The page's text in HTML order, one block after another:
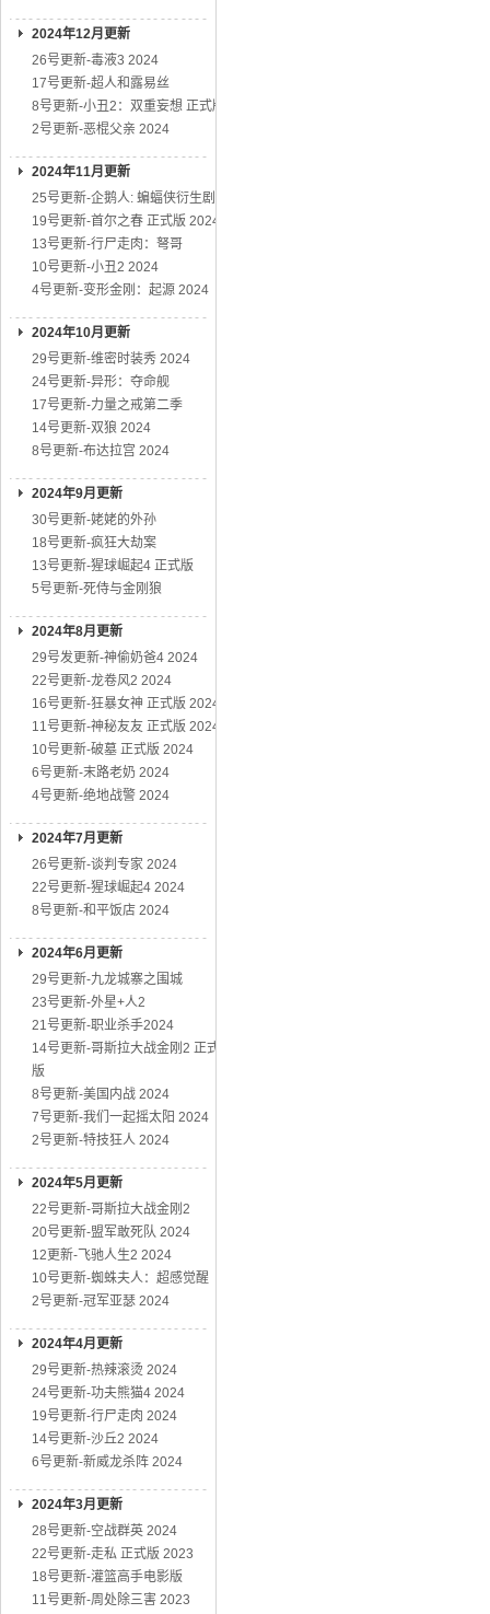
2024年12月更新
26号更新-毒液3 2024
17号更新-超人和露易丝
8号更新-小丑2：双重妄想 正式版
2号更新-恶棍父亲 2024
2024年11月更新
25号更新-企鹅人: 蝙蝠侠衍生剧
19号更新-首尔之春 正式版 2024
13号更新-行尸走肉：弩哥
10号更新-小丑2 2024
4号更新-变形金刚：起源 2024
2024年10月更新
29号更新-维密时装秀 2024
24号更新-异形：夺命舰
17号更新-力量之戒第二季
14号更新-双狼 2024
8号更新-布达拉宫 2024
2024年9月更新
30号更新-姥姥的外孙
18号更新-疯狂大劫案
13号更新-猩球崛起4 正式版
5号更新-死侍与金刚狼
2024年8月更新
29号发更新-神偷奶爸4 2024
22号更新-龙卷风2 2024
16号更新-狂暴女神 正式版 2024
11号更新-神秘友友 正式版 2024
10号更新-破墓 正式版 2024
6号更新-末路老奶 2024
4号更新-绝地战警 2024
2024年7月更新
26号更新-谈判专家 2024
22号更新-猩球崛起4 2024
8号更新-和平饭店 2024
2024年6月更新
29号更新-九龙城寨之围城
23号更新-外星+人2
21号更新-职业杀手2024
14号更新-哥斯拉大战金刚2 正式
版
8号更新-美国内战 2024
7号更新-我们一起摇太阳 2024
2号更新-特技狂人 2024
2024年5月更新
22号更新-哥斯拉大战金刚2
20号更新-盟军敢死队 2024
12更新-飞驰人生2 2024
10号更新-蜘蛛夫人：超感觉醒
2号更新-冠军亚瑟 2024
2024年4月更新
29号更新-热辣滚烫 2024
24号更新-功夫熊猫4 2024
19号更新-行尸走肉 2024
14号更新-沙丘2 2024
6号更新-新威龙杀阵 2024
2024年3月更新
28号更新-空战群英 2024
22号更新-走私 正式版 2023
18号更新-灌篮高手电影版
11号更新-周处除三害 2023